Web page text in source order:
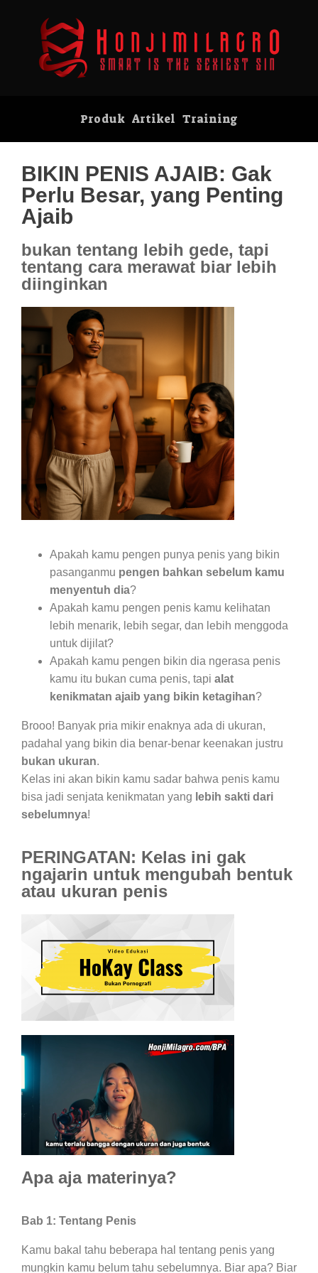
Produk Artikel Training
BIKIN PENIS AJAIB: Gak
Perlu Besar, yang Penting
Ajaib
bukan tentang lebih gede, tapi
tentang cara merawat biar lebih
diinginkan
Apakah kamu pengen punya penis yang bikin
pasanganmu pengen bahkan sebelum kamu
menyentuh dia?
Apakah kamu pengen penis kamu kelihatan
lebih menarik, lebih segar, dan lebih menggoda
untuk dijilat?
Apakah kamu pengen bikin dia ngerasa penis
kamu itu bukan cuma penis, tapi alat
kenikmatan ajaib yang bikin ketagihan?
Brooo! Banyak pria mikir enaknya ada di ukuran,
padahal yang bikin dia benar-benar keenakan justru
bukan ukuran.
Kelas ini akan bikin kamu sadar bahwa penis kamu
bisa jadi senjata kenikmatan yang lebih sakti dari
sebelumnya!
PERINGATAN: Kelas ini gak
ngajarin untuk mengubah bentuk
atau ukuran penis
Apa aja materinya?
Bab 1: Tentang Penis
Kamu bakal tahu beberapa hal tentang penis yang
mungkin kamu belum tahu sebelumnya. Biar apa? Biar